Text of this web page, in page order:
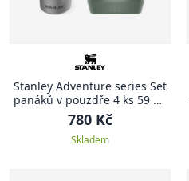
Stanley Adventure series Set
panáků v pouzdře 4 ks 59 ml
zelená ADVENTURE
780 Kč
Skladem